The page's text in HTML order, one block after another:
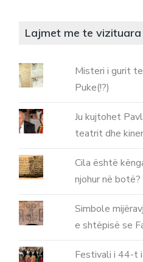
Lajmet me te vizituara
Misteri i gurit
Puke(!?)
Ju kujtohet
teatrit dhe
Cila është
njohur në botë?
Simbole
e shtëpisë se
Festivali i 44-t